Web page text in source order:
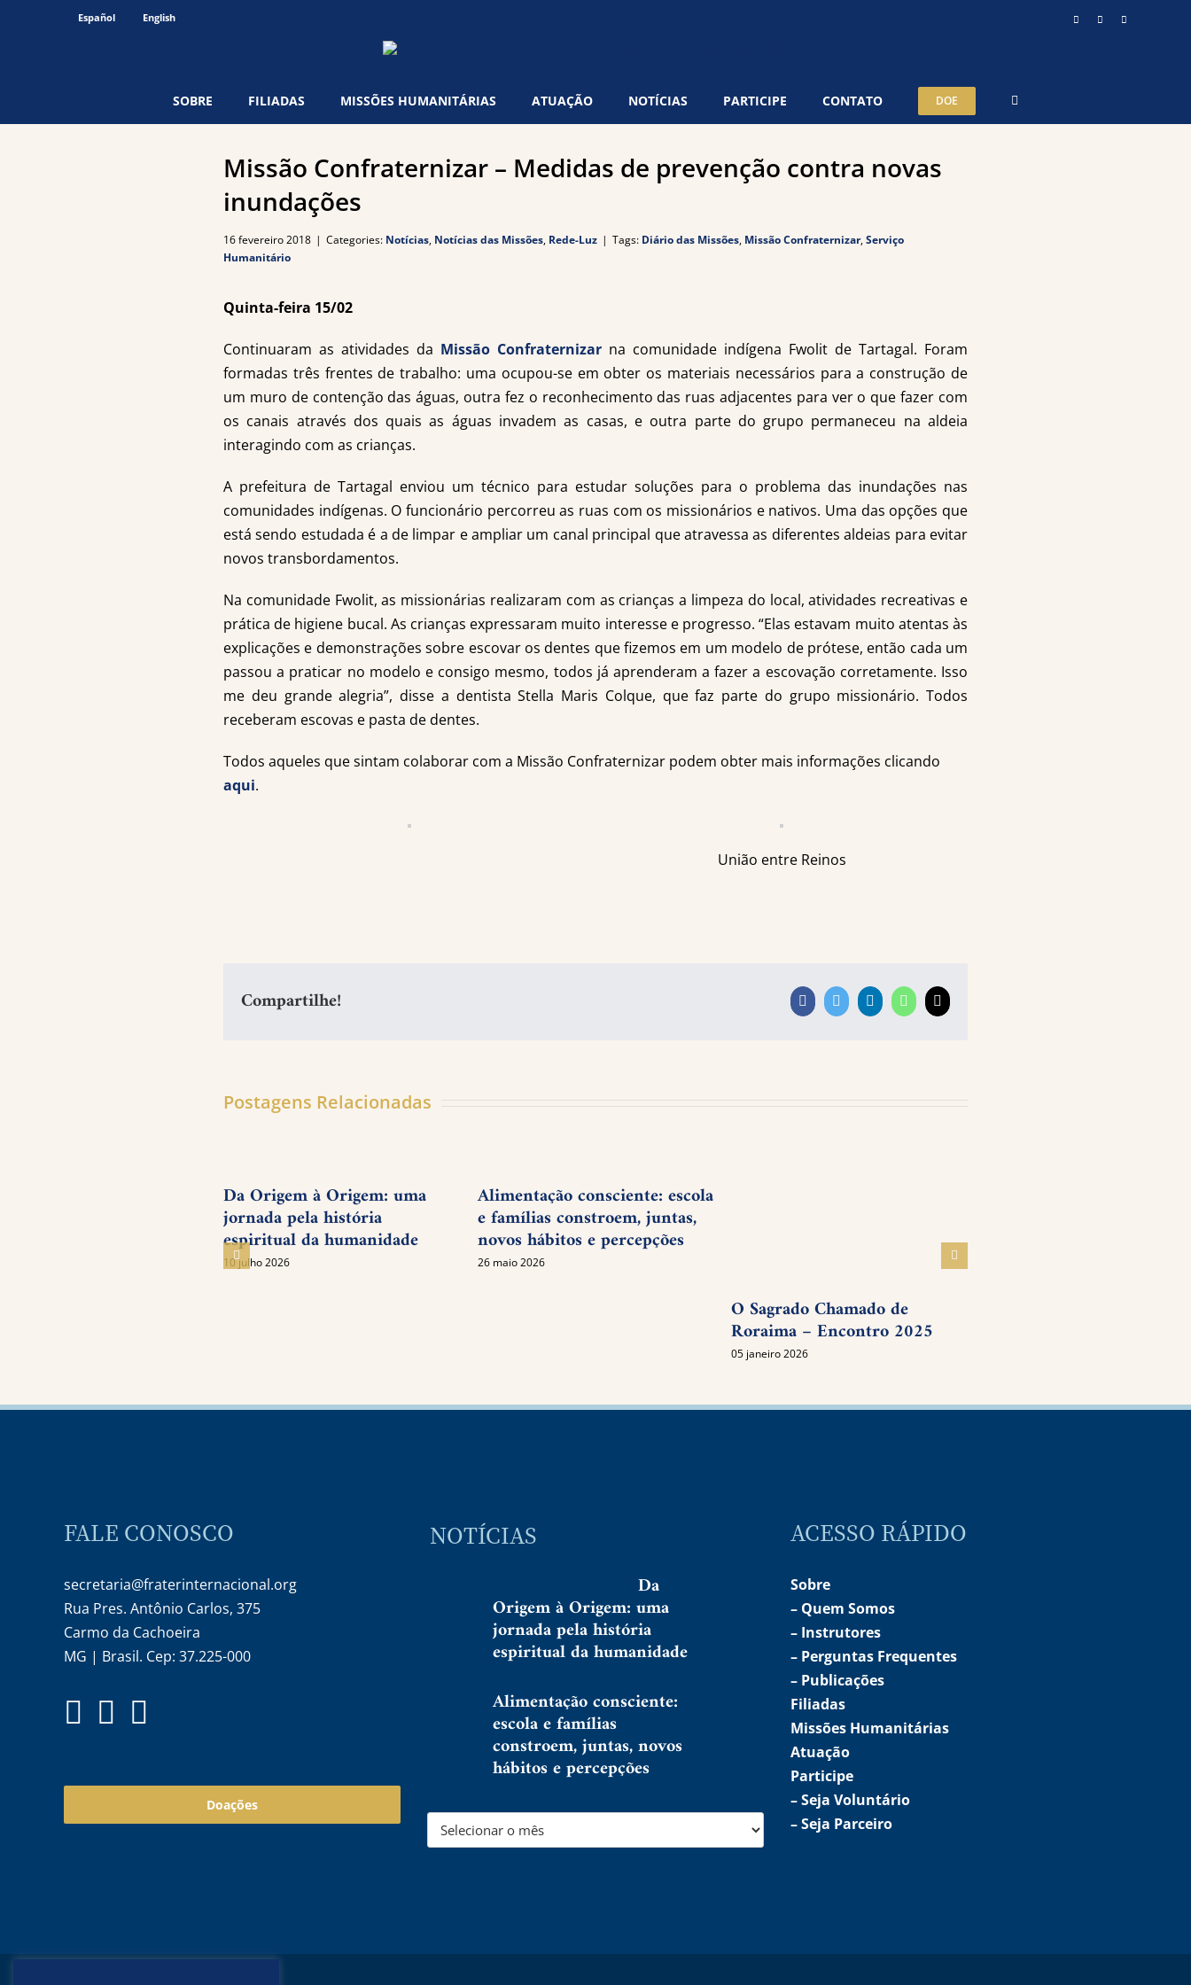
Español English InstagramYouTube
SOBRE FILIADAS MISSÕES HUMANITÁRIAS ATUAÇÃO NOTÍCIAS PARTICIPE CONTATO DOE
Missão Confraternizar – Medidas de prevenção contra novas
inundações
16 fevereiro 2018 | Categories: Notícias, Notícias das Missões, Rede-Luz | Tags: Diário das Missões, Missão Confraternizar,Serviço
Humanitário
Quinta-feira 15/02
Continuaram as atividades da Missão Confraternizar na comunidade indígena Fwolit de Tartagal. Foram
formadas três frentes de trabalho: uma ocupou-se em obter os materiais necessários para a construção de
um muro de contenção das águas, outra fez o reconhecimento das ruas adjacentes para ver o que fazer com
os canais através dos quais as águas invadem as casas, e outra parte do grupo permaneceu na aldeia
interagindo com as crianças.
A prefeitura de Tartagal enviou um técnico para estudar soluções para o problema das inundações nas
comunidades indígenas. O funcionário percorreu as ruas com os missionários e nativos. Uma das opções que
está sendo estudada é a de limpar e ampliar um canal principal que atravessa as diferentes aldeias para evitar
novos transbordamentos.
Na comunidade Fwolit, as missionárias realizaram com as crianças a limpeza do local, atividades recreativas e
prática de higiene bucal. As crianças expressaram muito interesse e progresso. “Elas estavam muito atentas às
explicações e demonstrações sobre escovar os dentes que fizemos em um modelo de prótese, então cada um
passou a praticar no modelo e consigo mesmo, todos já aprenderam a fazer a escovação corretamente. Isso
me deu grande alegria”, disse a dentista Stella Maris Colque, que faz parte do grupo missionário. Todos
receberam escovas e pasta de dentes.
Todos aqueles que sintam colaborar com a Missão Confraternizar podem obter mais informações clicando
aqui.
União entre Reinos
Compartilhe! Facebook
TwitterLinkedInWhatsApp
E-
mail
Postagens Relacionadas
Da Origem à Origem: uma
jornada pela história
espiritual da humanidade
10 julho 2026
Alimentação consciente: escola
e famílias constroem, juntas,
novos hábitos e percepções
26 maio 2026
O Sagrado Chamado de
Roraima – Encontro 2025
05 janeiro 2026
FALE CONOSCO
secretaria@fraterinternacional.org
Rua Pres. Antônio Carlos, 375
Carmo da Cachoeira
MG | Brasil. Cep: 37.225-000
Doações
NOTÍCIAS
Da
Origem à Origem: uma
jornada pela história
espiritual da humanidade
Alimentação consciente:
escola e famílias
constroem, juntas, novos
hábitos e percepções
ACESSO RÁPIDO
Sobre
– Quem Somos
– Instrutores
– Perguntas Frequentes
– Publicações
Filiadas
Missões Humanitárias
Atuação
Participe
–Seja Voluntário
–Seja Parceiro